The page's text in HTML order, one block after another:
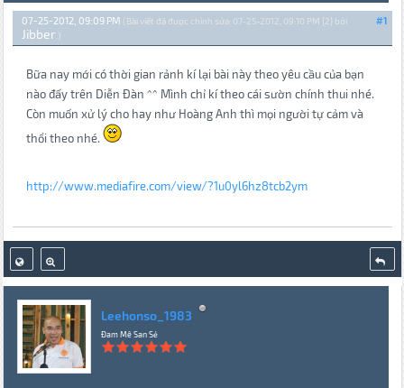
#1
07-25-2012, 09:09 PM (Bài viết đã được chỉnh sửa: 07-25-2012, 09:10 PM {2} bởi
Jibber .)
Bữa nay mới có thời gian rảnh kí lại bài này theo yêu cầu của bạn
nào đấy trên Diễn Đàn ^^ Mình chỉ kí theo cái sườn chính thui nhé.
Còn muốn xử lý cho hay như Hoàng Anh thì mọi người tự cảm và
thổi theo nhé.
http://www.mediafire.com/view/?1u0yl6hz8tcb2ym
Leehonso_1983
Đam Mê San Sẻ